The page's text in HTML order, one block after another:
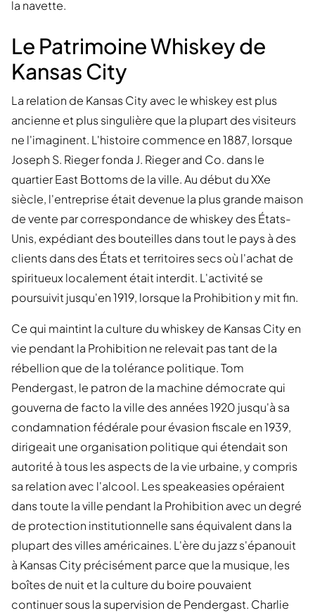
la navette.
Le Patrimoine Whiskey de
Kansas City
La relation de Kansas City avec le whiskey est plus
ancienne et plus singulière que la plupart des visiteurs
ne l'imaginent. L'histoire commence en 1887, lorsque
Joseph S. Rieger fonda J. Rieger and Co. dans le
quartier East Bottoms de la ville. Au début du XXe
siècle, l'entreprise était devenue la plus grande maison
de vente par correspondance de whiskey des États-
Unis, expédiant des bouteilles dans tout le pays à des
clients dans des États et territoires secs où l'achat de
spiritueux localement était interdit. L'activité se
poursuivit jusqu'en 1919, lorsque la Prohibition y mit fin.
Ce qui maintint la culture du whiskey de Kansas City en
vie pendant la Prohibition ne relevait pas tant de la
rébellion que de la tolérance politique. Tom
Pendergast, le patron de la machine démocrate qui
gouverna de facto la ville des années 1920 jusqu'à sa
condamnation fédérale pour évasion fiscale en 1939,
dirigeait une organisation politique qui étendait son
autorité à tous les aspects de la vie urbaine, y compris
sa relation avec l'alcool. Les speakeasies opéraient
dans toute la ville pendant la Prohibition avec un degré
de protection institutionnelle sans équivalent dans la
plupart des villes américaines. L'ère du jazz s'épanouit
à Kansas City précisément parce que la musique, les
boîtes de nuit et la culture du boire pouvaient
continuer sous la supervision de Pendergast. Charlie